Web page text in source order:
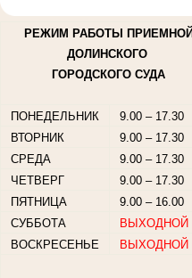
РЕЖИМ РАБОТЫ
ДОЛИНСКОГО
ГОРОДСКОГО СУДА
ПОНЕДЕЛЬНИК
9.00 – 17.30
ВТОРНИК
9.00 – 17.30
СРЕДА
9.00 – 17.30
ЧЕТВЕРГ
9.00 – 17.30
ПЯТНИЦА
9.00 – 16.00
СУББОТА
ВЫХОДНОЙ
ВОСКРЕСЕНЬЕ
ВЫХОДНОЙ